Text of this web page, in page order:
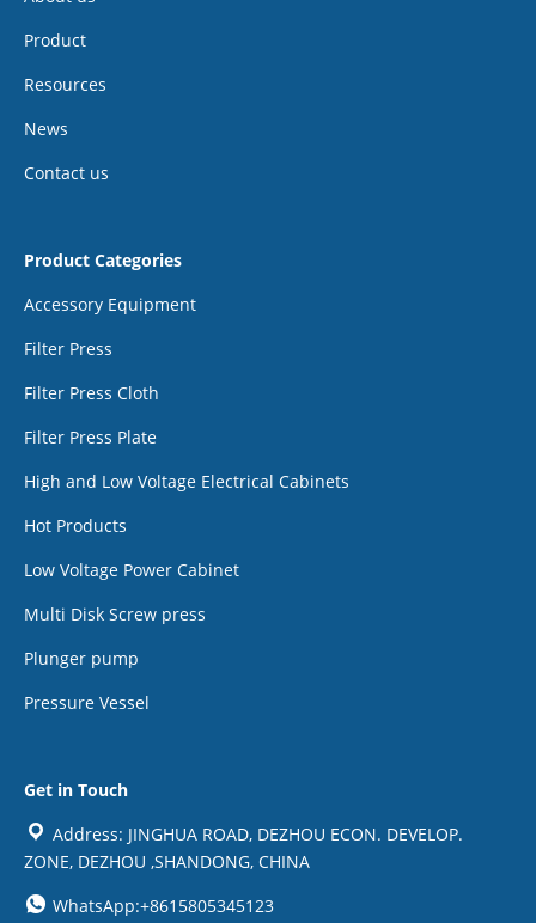
Product
Resources
News
Contact us
Product Categories
Accessory Equipment
Filter Press
Filter Press Cloth
Filter Press Plate
High and Low Voltage Electrical Cabinets
Hot Products
Low Voltage Power Cabinet
Multi Disk Screw press
Plunger pump
Pressure Vessel
Get in Touch
Address: JINGHUA ROAD, DEZHOU ECON. DEVELOP.
ZONE, DEZHOU ,SHANDONG, CHINA
WhatsApp:+8615805345123